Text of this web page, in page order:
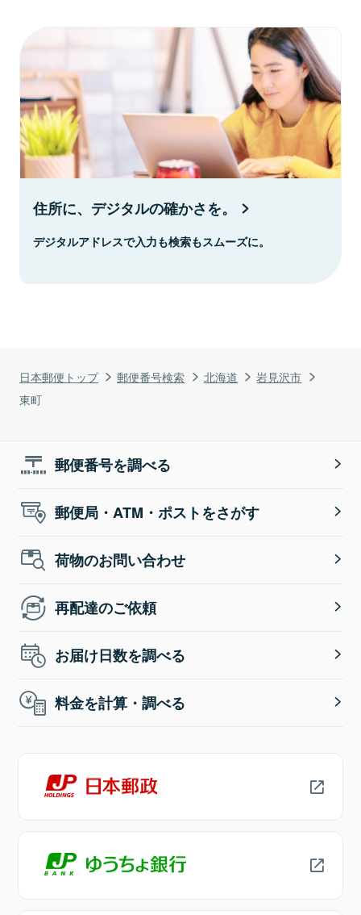
日本郵便トップ 郵便番号検索 北海道
岩見沢市
東町
住所に、デジタルの確かさを。
デジタルアドレスで入力も検索もスムーズに。
郵便番号を調べる
郵便局・ATM・ポストをさがす
荷物のお問い合わせ
再配達のご依頼
お届け日数を調べる
料金を計算・調べる